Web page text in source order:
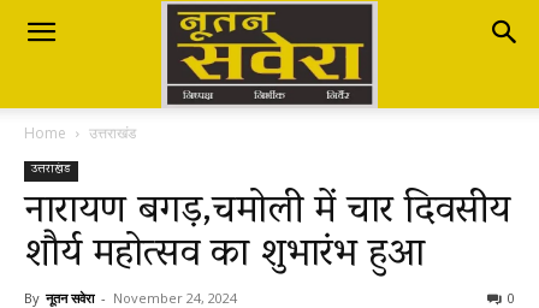
Nutan
Savera
नूतन
Home उत्तराखंड
उत्तराखंड
नारायण बगड़,चमोली में चार दिवसीय
शौर्य महोत्सव का शुभारंभ हुआ
By नूतन सवेरा - November 24, 2024 0